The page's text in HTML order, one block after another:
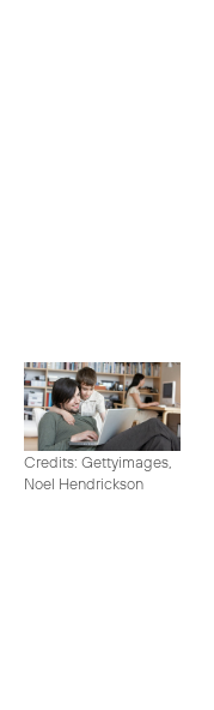
Credits: Gettyimages,
Noel Hendrickson